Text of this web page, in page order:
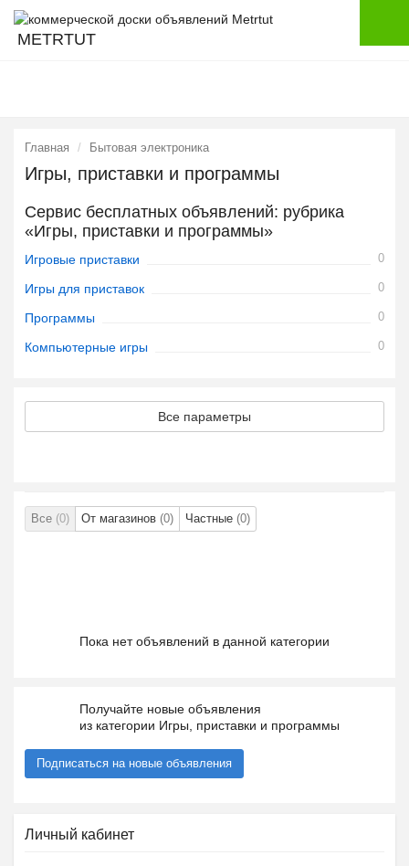
METRTUT
Главная Бытовая электроника
Игры, приставки и программы
Сервис бесплатных объявлений: рубрика
«Игры, приставки и программы»
Игровые приставки 0
Игры для приставок 0
Программы 0
Компьютерные игры 0
Все параметры
Все (0) От магазинов (0) Частные (0)
Пока нет объявлений в данной категории
Получайте новые объявления
из категории Игры, приставки и программы
Подписаться на новые объявления
Личный кабинет